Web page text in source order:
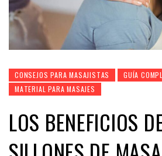
CONSEJOS PARA MASAJISTAS
GUÍA
MATERIAL PARA MASAJES
LOS BENEFICIOS